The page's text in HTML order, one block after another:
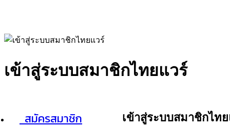
เข้าสู่ระบบสมาชิกไทยแวร์
สมัครสมาชิก
เข้าสู่ระบบสมาชิกไท